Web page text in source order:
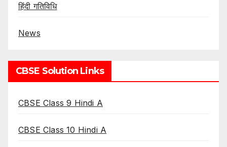
हिंदी गतिविधि
News
CBSE Solution Links
CBSE Class 9 Hindi A
CBSE Class 10 Hindi A